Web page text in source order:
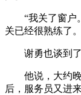
“我关了窗户。
关已经很熟练了
谢勇也谈到了
他说，大约晚
后，服务员又进